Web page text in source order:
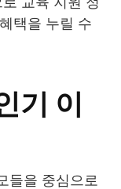
택을 누릴 수
기 이
들을 중심으로